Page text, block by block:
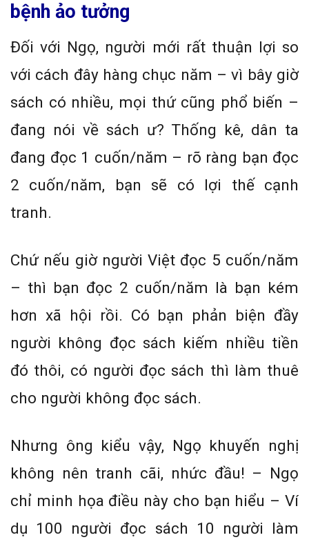
bệnh ảo tưởng
Đối với Ngọ, người mới rất thuận lợi so
với cách đây hàng chục năm – vì bây giờ
sách có nhiều, mọi thứ cũng phổ biến –
đang nói về sách ư? Thống kê, dân ta
đang đọc 1 cuốn/năm – rõ ràng bạn đọc
2 cuốn/năm, bạn sẽ có lợi thế cạnh
tranh.
Chứ nếu giờ người Việt đọc 5 cuốn/năm
– thì bạn đọc 2 cuốn/năm là bạn kém
hơn xã hội rồi. Có bạn phản biện đầy
người không đọc sách kiếm nhiều tiền
đó thôi, có người đọc sách thì làm thuê
cho người không đọc sách.
Nhưng ông kiểu vậy, Ngọ khuyến nghị
không nên tranh cãi, nhức đầu! – Ngọ
chỉ minh họa điều này cho bạn hiểu – Ví
dụ 100 người đọc sách 10 người làm